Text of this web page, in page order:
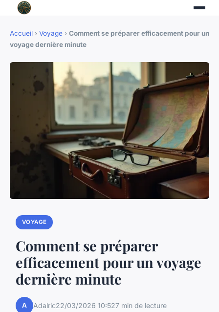
Accueil › Voyage › Comment se préparer efficacement pour un
voyage dernière minute
VOYAGE
Comment se préparer
efficacement pour un voyage
dernière minute
A Adalric22/03/2026 10:527 min de lecture